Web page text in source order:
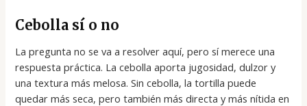
Cebolla sí o no
La pregunta no se va a resolver aquí, pero sí merece una
respuesta práctica. La cebolla aporta jugosidad, dulzor y
una textura más melosa. Sin cebolla, la tortilla puede
quedar más seca, pero también más directa y más nítida en